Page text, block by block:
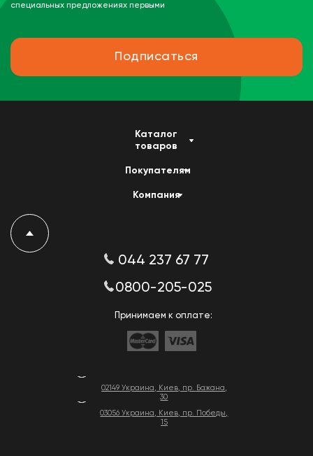
специальных предложениях первыми
Подписаться
02149 Украина, Киев, пр. Бажана,
30
03056 Украина, Киев, пр. Победы,
15
Каталог
товаров
Покупателям
Компания
044 237 67 77
0800-205-025
Принимаем к оплате: